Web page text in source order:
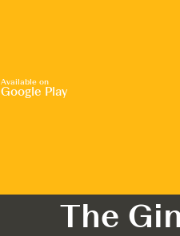
Available on
Google Play
The